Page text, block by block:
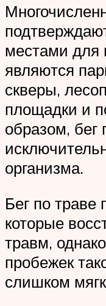
местами для
являются
скверы,
площадки и
образом, бег
организма.
Бег по траве
которые
травм,
пробежек
слишком